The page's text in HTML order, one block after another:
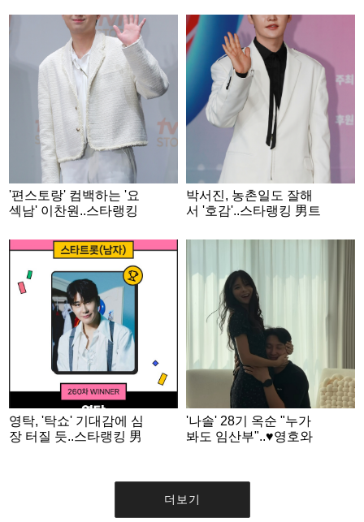
('비밀보장')
'편스토랑' 컴백하는 '요
섹남' 이찬원..스타랭킹
박서진, 농촌일도 잘해
서 '호감'..스타랭킹 男트
영탁, '탁쇼' 기대감에 심
장 터질 듯..스타랭킹 男
'나솔' 28기 옥순 "누가
봐도 임산부"..♥영호와
더보기